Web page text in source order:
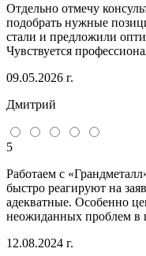
Отдельно отмечу
подобрать нужные
стали и предложили
Чувствуется
09.05.2026 г.
Дмитрий
5
Работаем с
быстро реагируют на
адекватные. Особенно
неожиданных проблем в
12.08.2024 г.